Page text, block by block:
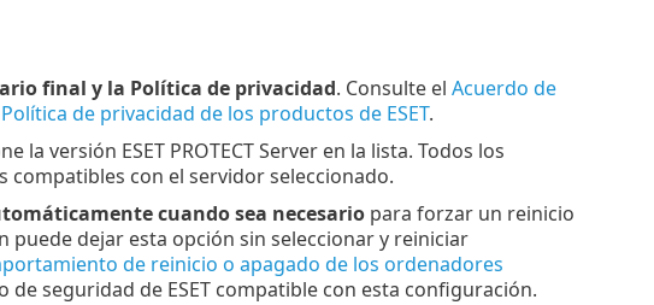
final y la Política de privacidad. Consulte el Acuerdo de
de privacidad de los productos de ESET.
la versión ESET PROTECT Server en la lista. Todos los
compatibles con el servidor seleccionado.
cuando sea necesariopara forzar un reinicio
dejar esta opción sin seleccionar y reiniciar
de reinicio o apagado de los ordenadores
seguridad de ESET compatible con esta configuración.